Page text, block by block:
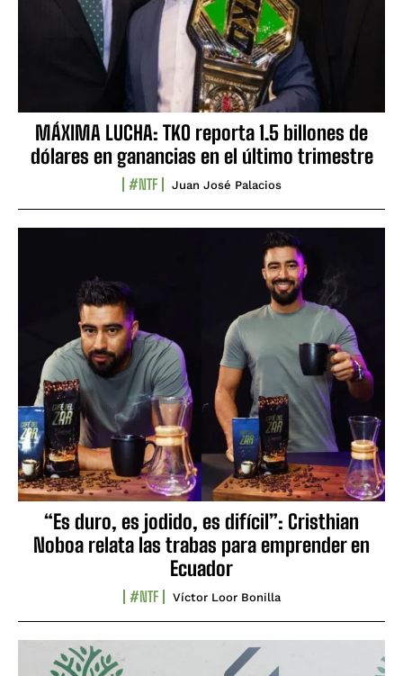
MÁXIMA LUCHA: TKO reporta 1.5 billones de
dólares en ganancias en el último trimestre
#NTF Juan José Palacios
“Es duro, es jodido, es difícil”: Cristhian
Noboa relata las trabas para emprender en
Ecuador
#NTF Víctor Loor Bonilla